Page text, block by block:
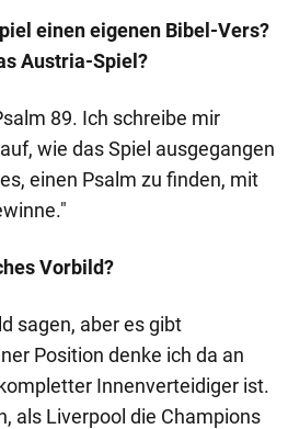
einen eigenen Bibel-Vers?
Austria-Spiel?
89. Ich schreibe mir
wie das Spiel ausgegangen
einen Psalm zu finden, mit
Vorbild?
sagen, aber es gibt
Position denke ich da an
Innenverteidiger ist.
als Liverpool die Champions